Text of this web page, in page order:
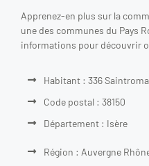
Apprenez-en plus sur la
une des communes du Pays
informations pour découvrir
Habitant : 336
Code postal : 38150
Département : Isère
Région : Auvergne